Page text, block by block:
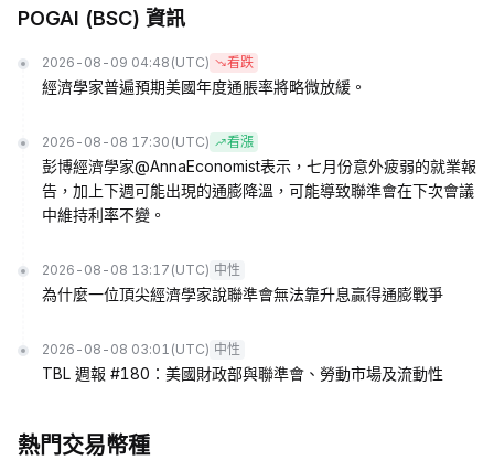
POGAI (BSC) 資訊
2026-08-09 04:48 (UTC) 看跌
經濟學家普遍預期美國年度通脹率將略微放緩。
2026-08-08 17:30 (UTC) 看漲
彭博經濟學家@AnnaEconomist表示，七月份意外疲弱的就業報
告，加上下週可能出現的通膨降溫，可能導致聯準會在下次會議
中維持利率不變。
2026-08-08 13:17 (UTC) 中性
為什麼一位頂尖經濟學家說聯準會無法靠升息贏得通膨戰爭
2026-08-08 03:01 (UTC) 中性
TBL 週報 #180：美國財政部與聯準會、勞動市場及流動性
熱門交易幣種